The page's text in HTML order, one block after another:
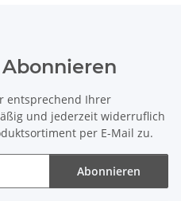
entsprechend Ihrer
und jederzeit widerruflich
per E-Mail zu.
Abonnieren